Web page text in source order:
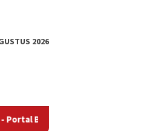
2026
& Terpercaya